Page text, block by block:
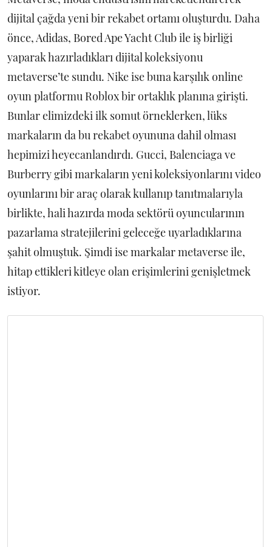
dijital çağda yeni bir rekabet ortamı oluşturdu. Daha
önce, Adidas, Bored Ape Yacht Club ile iş birliği
yaparak hazırladıkları dijital koleksiyonu
metaverse’te sundu. Nike ise buna karşılık online
oyun platformu Roblox bir ortaklık planına girişti.
Bunlar elimizdeki ilk somut örneklerken, lüks
markaların da bu rekabet oyununa dahil olması
hepimizi heyecanlandırdı. Gucci, Balenciaga ve
Burberry gibi markaların yeni koleksiyonlarını video
oyunlarını bir araç olarak kullanıp tanıtmalarıyla
birlikte, hali hazırda moda sektörü oyuncularının
pazarlama stratejilerini geleceğe uyarladıklarına
şahit olmuştuk. Şimdi ise markalar metaverse ile,
hitap ettikleri kitleye olan erişimlerini genişletmek
istiyor.